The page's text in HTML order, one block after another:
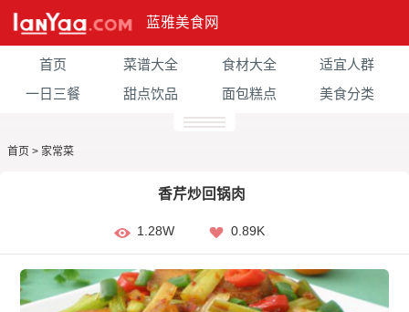
蓝雅美食网
首页 菜谱大全 食材大全
适宜人群
一日三餐
甜点饮品 面包糕点 美食分类
首页 > 家常菜
香芹炒回锅肉
1.28W 0.89K